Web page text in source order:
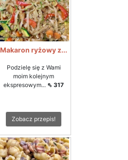
Makaron ryżowy z...
Podzielę się z Wami
moim kolejnym
ekspresowym... ⇖ 317
Zobacz przepis!